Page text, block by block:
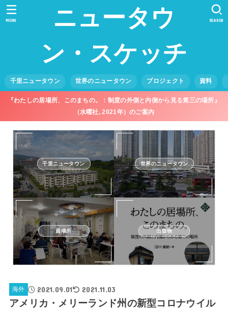
ニュータウ
ン・スケッチ
千里ニュータウン 世界のニュータウン プロジェクト 資料
SEARCH
MENU
『わたしの居場所、このまちの。：制度の外側と内側から見る第三の場所』
（水曜社, 2021年）のご案内
千里ニュータウン 世界のニュータウン
居場所 出版物
海外 2021.09.01 2021.11.03
アメリカ・メリーランド州の新型コロナウイル